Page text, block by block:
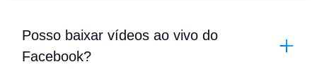
Posso baixar vídeos ao vivo do
Facebook?